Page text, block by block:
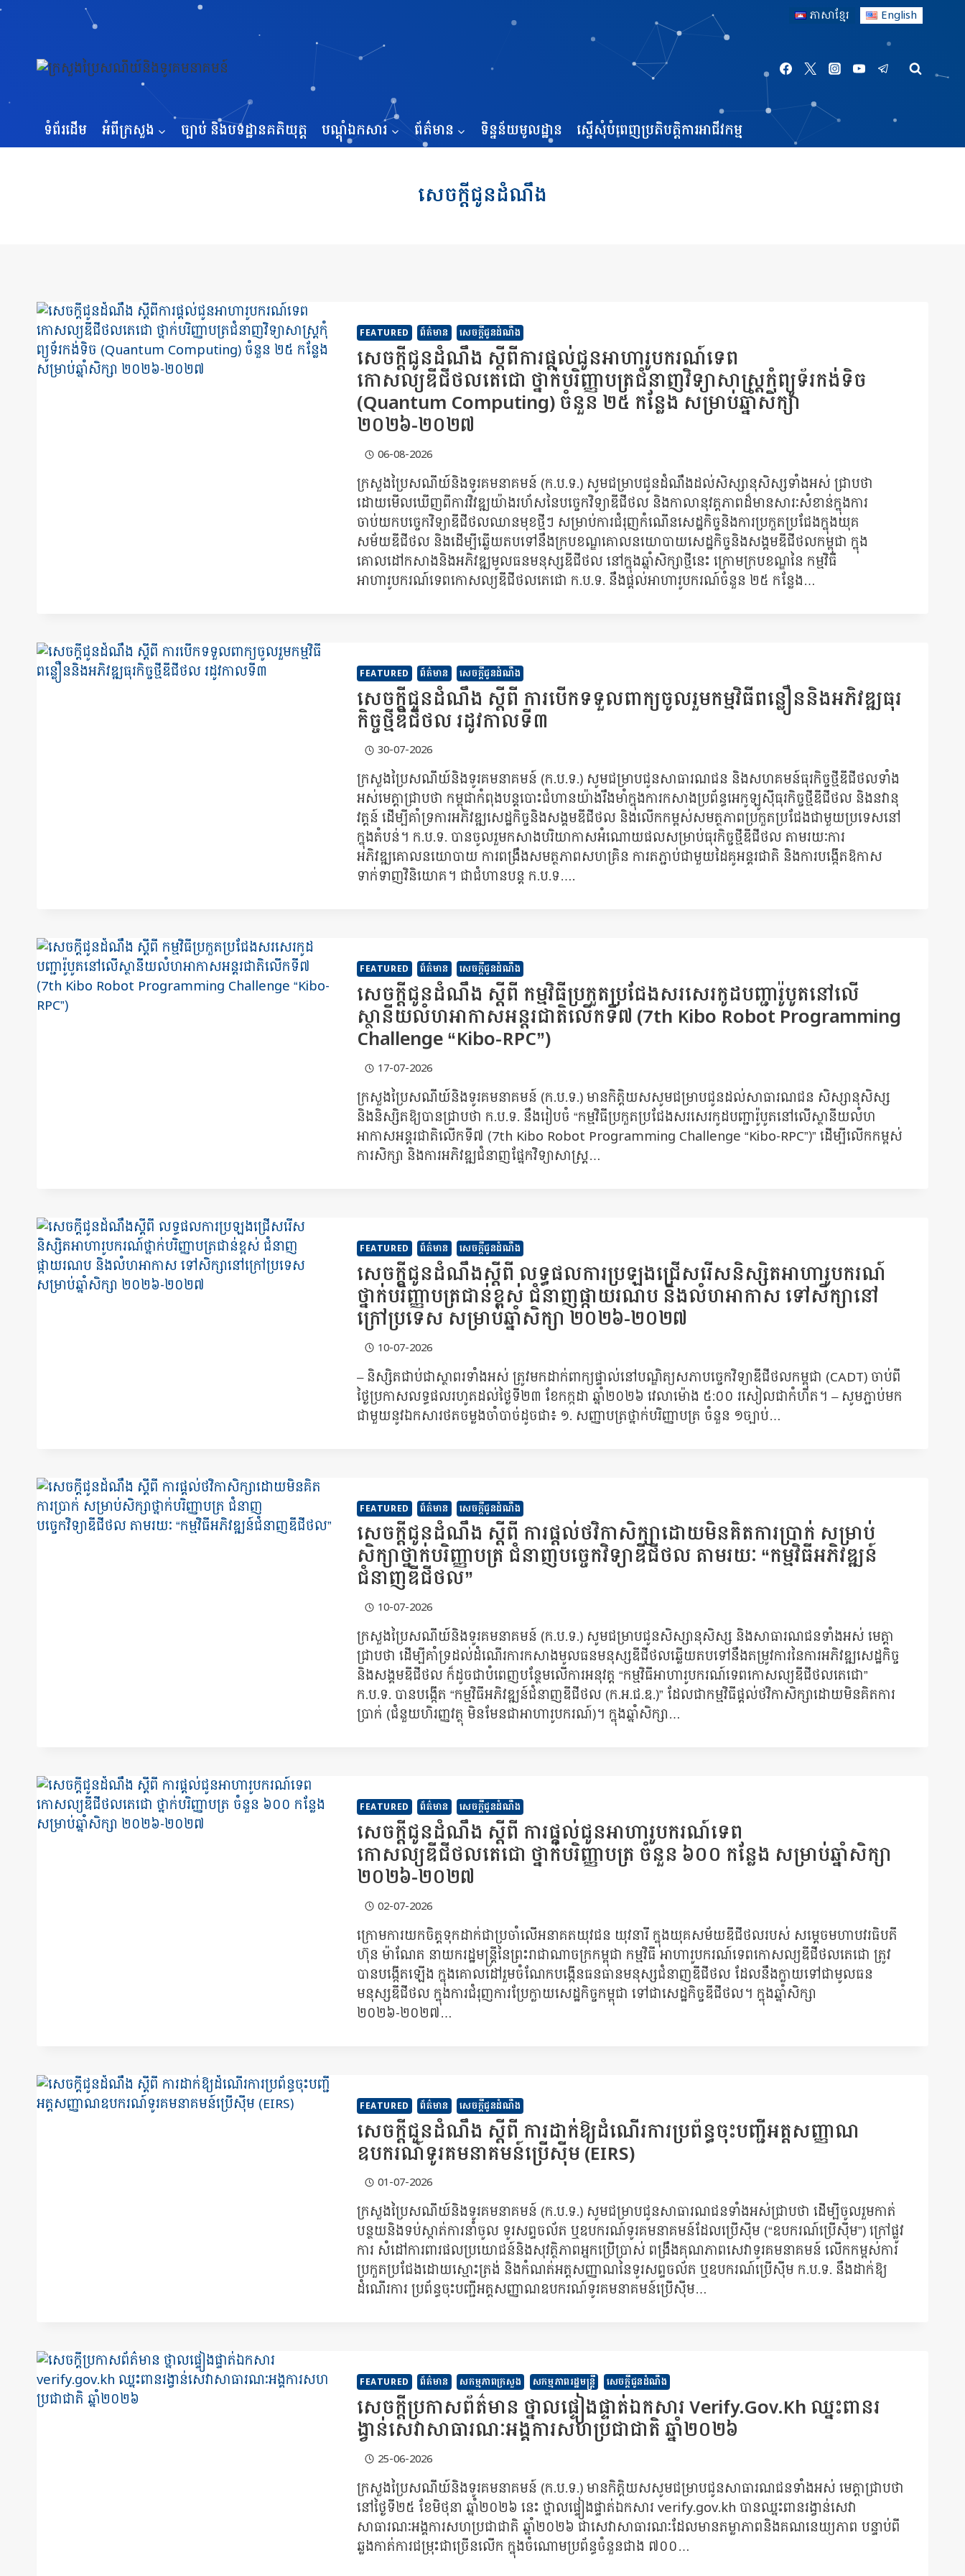
Skip
ភាសាខ្មែរ English
ទំព័រដើម អំពីក្រសួង ច្បាប់ និងបទដ្ឋានគតិយុត្ត បណ្ដុំឯកសារ ព័ត៌មាន ទិន្នន័យមូលដ្ឋាន ស្នើសុំបំពេញប្រតិបត្តិការអាជីវកម្ម
សេចក្តីជូនដំណឹង
FEATURED ព័ត៌មាន សេចក្តីជូនដំណឹង
សេចក្ដីជូនដំណឹង ស្ដីពីការផ្តល់ជូនអាហារូបករណ៍ទេព
កោសល្យឌីជីថលតេជោ ថ្នាក់បរិញ្ញាបត្រជំនាញវិទ្យាសាស្ត្រកុំព្យូទ័រកង់ទិច
(Quantum Computing) ចំនួន ២៥ កន្លែង សម្រាប់ឆ្នាំសិក្សា
២០២៦-២០២៧
06-08-2026
ក្រសួងប្រៃសណីយ៍និងទូរគមនាគមន៍ (ក.ប.ទ.) សូមជម្រាបជូនដំណឹងដល់សិស្សានុសិស្សទាំងអស់ ជ្រាបថា
ដោយមើលឃើញពីការវិវឌ្ឍយ៉ាងរហ័សនៃបច្ចេកវិទ្យាឌីជីថល និងកាលានុវត្តភាពដ៏មានសារៈសំខាន់ក្នុងការ
ចាប់យកបច្ចេកវិទ្យាឌីជីថលឈានមុខថ្មីៗ សម្រាប់ការជំរុញកំណើនសេដ្ឋកិច្ចនិងការប្រកួតប្រជែងក្នុងយុគ
សម័យឌីជីថល និងដើម្បីឆ្លើយតបទៅនឹងក្របខណ្ឌគោលនយោបាយសេដ្ឋកិច្ចនិងសង្គមឌីជីថលកម្ពុជា ក្នុង
គោលដៅកសាងនិងអភិវឌ្ឍមូលធនមនុស្សឌីជីថល នៅក្នុងឆ្នាំសិក្សាថ្មីនេះ ក្រោមក្របខណ្ឌនៃ កម្មវិធី
អាហារូបករណ៍ទេពកោសល្យឌីជីថលតេជោ ក.ប.ទ. នឹងផ្តល់អាហារូបករណ៍ចំនួន ២៥ កន្លែង…
FEATURED ព័ត៌មាន សេចក្តីជូនដំណឹង
សេចក្ដីជូនដំណឹង ស្ដីពី ការបើកទទួលពាក្យចូលរួមកម្មវិធីពន្លឿននិងអភិវឌ្ឍធុរ
កិច្ចថ្មីឌីជីថល រដូវកាលទី៣
30-07-2026
ក្រសួងប្រៃសណីយ៍និងទូរគមនាគមន៍ (ក.ប.ទ.) សូមជម្រាបជូនសាធារណជន និងសហគមន៍ធុរកិច្ចថ្មីឌីជីថលទាំង
អស់មេត្តាជ្រាបថា កម្ពុជាកំពុងបន្តបោះជំហានយ៉ាងរឹងមាំក្នុងការកសាងប្រព័ន្ធអេកូឡូស៊ីធុរកិច្ចថ្មីឌីជីថល និងនវានុ
វត្តន៍ ដើម្បីគាំទ្រការអភិវឌ្ឍសេដ្ឋកិច្ចនិងសង្គមឌីជីថល និងលើកកម្ពស់សមត្ថភាពប្រកួតប្រជែងជាមួយប្រទេសនៅ
ក្នុងតំបន់។ ក.ប.ទ. បានចូលរួមកសាងបរិយាកាសអំណោយផលសម្រាប់ធុរកិច្ចថ្មីឌីជីថល តាមរយៈការ
អភិវឌ្ឍគោលនយោបាយ ការពង្រឹងសមត្ថភាពសហគ្រិន ការតភ្ជាប់ជាមួយដៃគូអន្តរជាតិ និងការបង្កើតឱកាស
ទាក់ទាញវិនិយោគ។ ជាជំហានបន្ត ក.ប.ទ….
FEATURED ព័ត៌មាន សេចក្តីជូនដំណឹង
សេចក្ដីជូនដំណឹង ស្ដីពី កម្មវិធីប្រកួតប្រជែងសរសេរកូដបញ្ជារ៉ូបូតនៅលើ
ស្ថានីយលំហអាកាសអន្តរជាតិលើកទី៧ (7th Kibo Robot Programming
Challenge “Kibo-RPC”)
17-07-2026
ក្រសួងប្រៃសណីយ៍និងទូរគមនាគមន៍ (ក.ប.ទ.) មានកិត្តិយសសូមជម្រាបជូនដល់សាធារណជន សិស្សានុសិស្ស
និងនិស្សិតឱ្យបានជ្រាបថា ក.ប.ទ. នឹងរៀបចំ “កម្មវិធីប្រកួតប្រជែងសរសេរកូដបញ្ជារ៉ូបូតនៅលើស្ថានីយលំហ
អាកាសអន្តរជាតិលើកទី៧ (7th Kibo Robot Programming Challenge “Kibo-RPC”)” ដើម្បីលើកកម្ពស់
ការសិក្សា និងការអភិវឌ្ឍជំនាញផ្នែកវិទ្យាសាស្ត្រ…
FEATURED ព័ត៌មាន សេចក្តីជូនដំណឹង
សេចក្តីជូនដំណឹងស្ដីពី លទ្ធផលការប្រឡងជ្រើសរើសនិស្សិតអាហារូបករណ៍
ថ្នាក់បរិញ្ញាបត្រជាន់ខ្ពស់ ជំនាញផ្កាយរណប និងលំហអាកាស ទៅសិក្សានៅ
ក្រៅប្រទេស សម្រាប់ឆ្នាំសិក្សា ២០២៦-២០២៧
10-07-2026
– និស្សិតជាប់ជាស្ថាពរទាំងអស់ ត្រូវមកដាក់ពាក្យផ្ទាល់នៅបណ្ឌិត្យសភាបច្ចេកវិទ្យាឌីជីថលកម្ពុជា (CADT) ចាប់ពី
ថ្ងៃប្រកាសលទ្ធផលរហូតដល់ថ្ងៃទី២៣ ខែកក្កដា ឆ្នាំ២០២៦ វេលាម៉ោង ៥:០០ រសៀលជាកំហិត។ – សូមភ្ជាប់មក
ជាមួយនូវឯកសារថតចម្លងចាំបាច់ដូចជា៖ ១. សញ្ញាបត្រថ្នាក់បរិញ្ញាបត្រ ចំនួន ១ច្បាប់…
FEATURED ព័ត៌មាន សេចក្តីជូនដំណឹង
សេចក្តីជូនដំណឹង ស្តីពី ការផ្តល់ថវិកាសិក្សាដោយមិនគិតការប្រាក់ សម្រាប់
សិក្សាថ្នាក់បរិញ្ញាបត្រ ជំនាញបច្ចេកវិទ្យាឌីជីថល តាមរយៈ “កម្មវិធីអភិវឌ្ឍន៍
ជំនាញឌីជីថល”
10-07-2026
ក្រសួងប្រៃសណីយ៍និងទូរគមនាគមន៍ (ក.ប.ទ.) សូមជម្រាបជូនសិស្សានុសិស្ស និងសាធារណជនទាំងអស់ មេត្តា
ជ្រាបថា ដើម្បីគាំទ្រដល់ដំណើរការកសាងមូលធនមនុស្សឌីជីថលឆ្លើយតបទៅនឹងតម្រូវការនៃការអភិវឌ្ឍសេដ្ឋកិច្ច
និងសង្គមឌីជីថល ក៏ដូចជាបំពេញបន្ថែមលើការអនុវត្ត “កម្មវិធីអាហារូបករណ៍ទេពកោសល្យឌីជីថលតេជោ”
ក.ប.ទ. បានបង្កើត “កម្មវិធីអភិវឌ្ឍន៍ជំនាញឌីជីថល (ក.អ.ជ.ឌ.)” ដែលជាកម្មវិធីផ្តល់ថវិកាសិក្សាដោយមិនគិតការ
ប្រាក់ (ជំនួយហិរញ្ញវត្ថុ មិនមែនជាអាហារូបករណ៍)។ ក្នុងឆ្នាំសិក្សា…
FEATURED ព័ត៌មាន សេចក្តីជូនដំណឹង
សេចក្តីជូនដំណឹង ស្តីពី ការផ្តល់ជូនអាហារូបករណ៍ទេព
កោសល្យឌីជីថលតេជោ ថ្នាក់បរិញ្ញាបត្រ ចំនួន ៦០០ កន្លែង សម្រាប់ឆ្នាំសិក្សា
២០២៦-២០២៧
02-07-2026
ក្រោមការយកចិត្តទុកដាក់ជាប្រចាំលើអនាគតយុវជន យុវនារី ក្នុងយុគសម័យឌីជីថលរបស់ សម្តេចមហាបវរធិបតី
ហ៊ុន ម៉ាណែត នាយករដ្ឋមន្ត្រីនៃព្រះរាជាណាចក្រកម្ពុជា កម្មវិធី អាហារូបករណ៍ទេពកោសល្យឌីជីថលតេជោ ត្រូវ
បានបង្កើតឡើង ក្នុងគោលដៅរួមចំណែកបង្កើនធនធានមនុស្សជំនាញឌីជីថល ដែលនឹងក្លាយទៅជាមូលធន
មនុស្សឌីជីថល ក្នុងការជំរុញការប្រែក្លាយសេដ្ឋកិច្ចកម្ពុជា ទៅជាសេដ្ឋកិច្ចឌីជីថល។ ក្នុងឆ្នាំសិក្សា
២០២៦-២០២៧…
FEATURED ព័ត៌មាន សេចក្តីជូនដំណឹង
សេចក្តីជូនដំណឹង ស្តីពី ការដាក់ឱ្យដំណើរការប្រព័ន្ធចុះបញ្ជីអត្តសញ្ញាណ
ឧបករណ៍ទូរគមនាគមន៍ប្រើស៊ីម (EIRS)
01-07-2026
ក្រសួងប្រៃសណីយ៍និងទូរគមនាគមន៍ (ក.ប.ទ.) សូមជម្រាបជូនសាធារណជនទាំងអស់ជ្រាបថា ដើម្បីចូលរួមកាត់
បន្ថយនិងទប់ស្កាត់ការនាំចូល ទូរសព្ទចល័ត ឬឧបករណ៍ទូរគមនាគមន៍ដែលប្រើស៊ីម (“ឧបករណ៍ប្រើស៊ីម”) ក្រៅផ្លូវ
ការ សំដៅការពារផលប្រយោជន៍និងសុវត្ថិភាពអ្នកប្រើប្រាស់ ពង្រឹងគុណភាពសេវាទូរគមនាគមន៍ លើកកម្ពស់ការ
ប្រកួតប្រជែងដោយស្មោះត្រង់ និងកំណត់អត្តសញ្ញាណនៃទូរសព្ទចល័ត ឬឧបករណ៍ប្រើស៊ីម ក.ប.ទ. នឹងដាក់ឱ្យ
ដំណើរការ ប្រព័ន្ធចុះបញ្ជីអត្តសញ្ញាណឧបករណ៍ទូរគមនាគមន៍ប្រើស៊ីម…
FEATURED ព័ត៌មាន សកម្មភាពក្រសួង សកម្មភាពរដ្ឋមន្ត្រី សេចក្តីជូនដំណឹង
សេចក្ដីប្រកាសព័ត៌មាន ថ្នាលផ្ទៀងផ្ទាត់ឯកសារ Verify.gov.kh ឈ្នះពានរ
ង្វាន់សេវាសាធារណៈអង្គការសហប្រជាជាតិ ឆ្នាំ២០២៦
25-06-2026
ក្រសួងប្រៃសណីយ៍និងទូរគមនាគមន៍ (ក.ប.ទ.) មានកិត្តិយសសូមជម្រាបជូនសាធារណជនទាំងអស់ មេត្តាជ្រាបថា
នៅថ្ងៃទី២៥ ខែមិថុនា ឆ្នាំ២០២៦ នេះ ថ្នាលផ្ទៀងផ្ទាត់ឯកសារ verify.gov.kh បានឈ្នះពានរង្វាន់សេវា
សាធារណៈអង្គការសហប្រជាជាតិ ឆ្នាំ២០២៦ ជាសេវាសាធារណៈដែលមានតម្លាភាពនិងគណនេយ្យភាព បន្ទាប់ពី
ឆ្លងកាត់ការជម្រុះជាច្រើនលើក ក្នុងចំណោមប្រព័ន្ធចំនួនជាង ៧០០…